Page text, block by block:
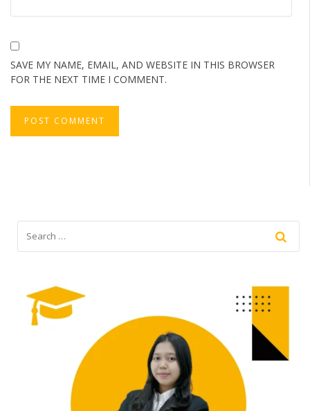
SAVE MY NAME, EMAIL, AND WEBSITE IN THIS BROWSER
FOR THE NEXT TIME I COMMENT.